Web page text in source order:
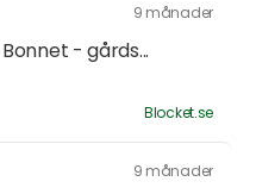
9 månader
- gårds...
Blocket.se
9 månader